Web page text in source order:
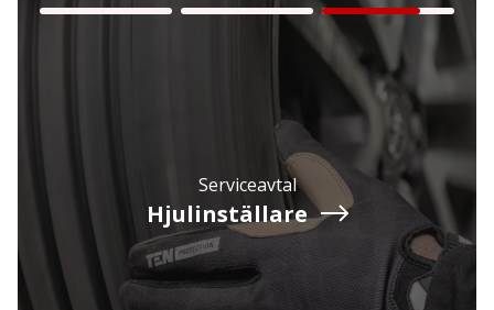
Serviceavtal
Hjulinställare